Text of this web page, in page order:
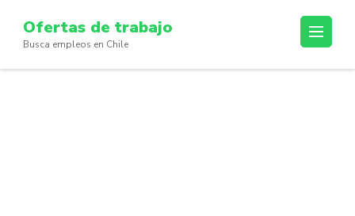
content
(Press
Ofertas de trabajo
Busca empleos en Chile